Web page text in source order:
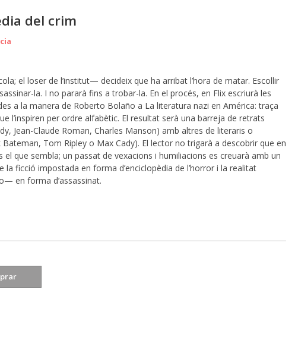
del crim
el loser de l’institut— decideix que ha arribat l’hora de matar. Escollir
la. I no pararà fins a trobar-la. En el procés, en Flix escriurà les
a la manera de Roberto Bolaño a La literatura nazi en América: traça
l’inspiren per ordre alfabètic. El resultat serà una barreja de retrats
Jean-Claude Roman, Charles Manson) amb altres de literaris o
Tom Ripley o Max Cady). El lector no trigarà a descobrir que en
el que sembla; un passat de vexacions i humiliacions es creuarà amb un
la ficció impostada en forma d’enciclopèdia de l’horror i la realitat
en forma d’assassinat.